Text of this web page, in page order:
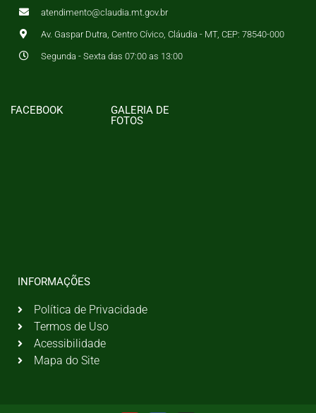
atendimento@claudia.mt.gov.br
Av. Gaspar Dutra, Centro Cívico, Cláudia - MT, CEP: 78540-000
Segunda - Sexta das 07:00 as 13:00
FACEBOOK
GALERIA DE
FOTOS
INFORMAÇÕES
Política de Privacidade
Termos de Uso
Acessibilidade
Mapa do Site